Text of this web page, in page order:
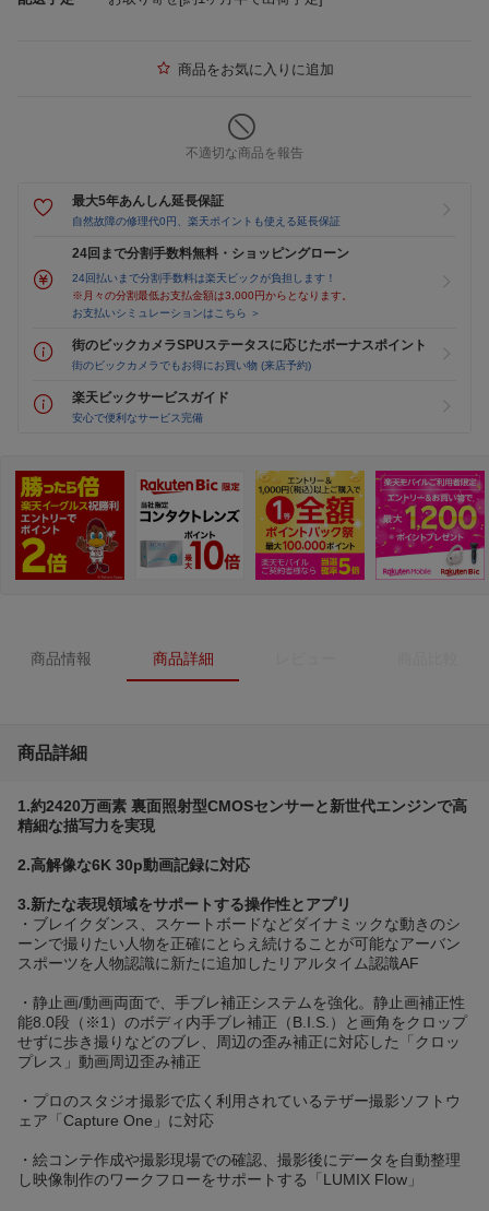
商品をお気に入りに追加
不適切な商品を報告
最大5年あんしん延長保証
自然故障の修理代0円、楽天ポイントも使える延長保証
24回まで分割手数料無料・ショッピングローン
24回払いまで分割手数料は楽天ビックが負担します！
※月々の分割最低お支払金額は3,000円からとなります。
お支払いシミュレーションはこちら ＞
街のビックカメラSPUステータスに応じたボーナスポイント
街のビックカメラでもお得にお買い物 (来店予約)
楽天ビックサービスガイド
安心で便利なサービス完備
商品情報 商品詳細
商品詳細
1.約2420万画素 裏面照射型CMOSセンサーと新世代エンジンで高
精細な描写力を実現
2.高解像な6K 30p動画記録に対応
3.新たな表現領域をサポートする操作性とアプリ
・ブレイクダンス、スケートボードなどダイナミックな動きのシ
ーンで撮りたい人物を正確にとらえ続けることが可能なアーバン
スポーツを人物認識に新たに追加したリアルタイム認識AF
・静止画/動画両面で、手ブレ補正システムを強化。静止画補正性
能8.0段（※1）のボディ内手ブレ補正（B.I.S.）と画角をクロップ
せずに歩き撮りなどのブレ、周辺の歪み補正に対応した「クロッ
プレス」動画周辺歪み補正
・プロのスタジオ撮影で広く利用されているテザー撮影ソフトウ
ェア「Capture One」に対応
・絵コンテ作成や撮影現場での確認、撮影後にデータを自動整理
し映像制作のワークフローをサポートする「LUMIX Flow」